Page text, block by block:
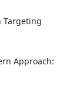
Targeting
Approach: